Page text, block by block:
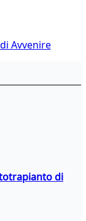
Avvenire
di